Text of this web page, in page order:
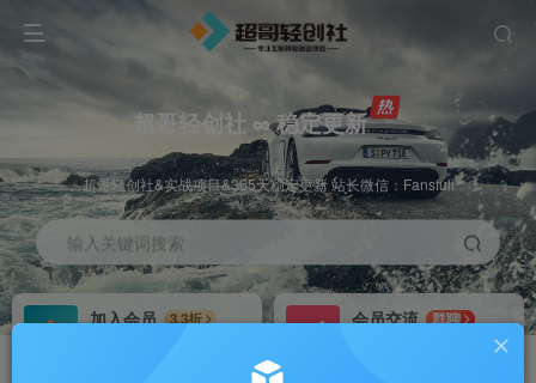
超哥轻创社 ∞ 稳定更新
超哥轻创社&实战项目&365天稳定更新 站长微信：Fansfuli
输入关键词搜索
加入会员
3.3折
会员交流
群聊